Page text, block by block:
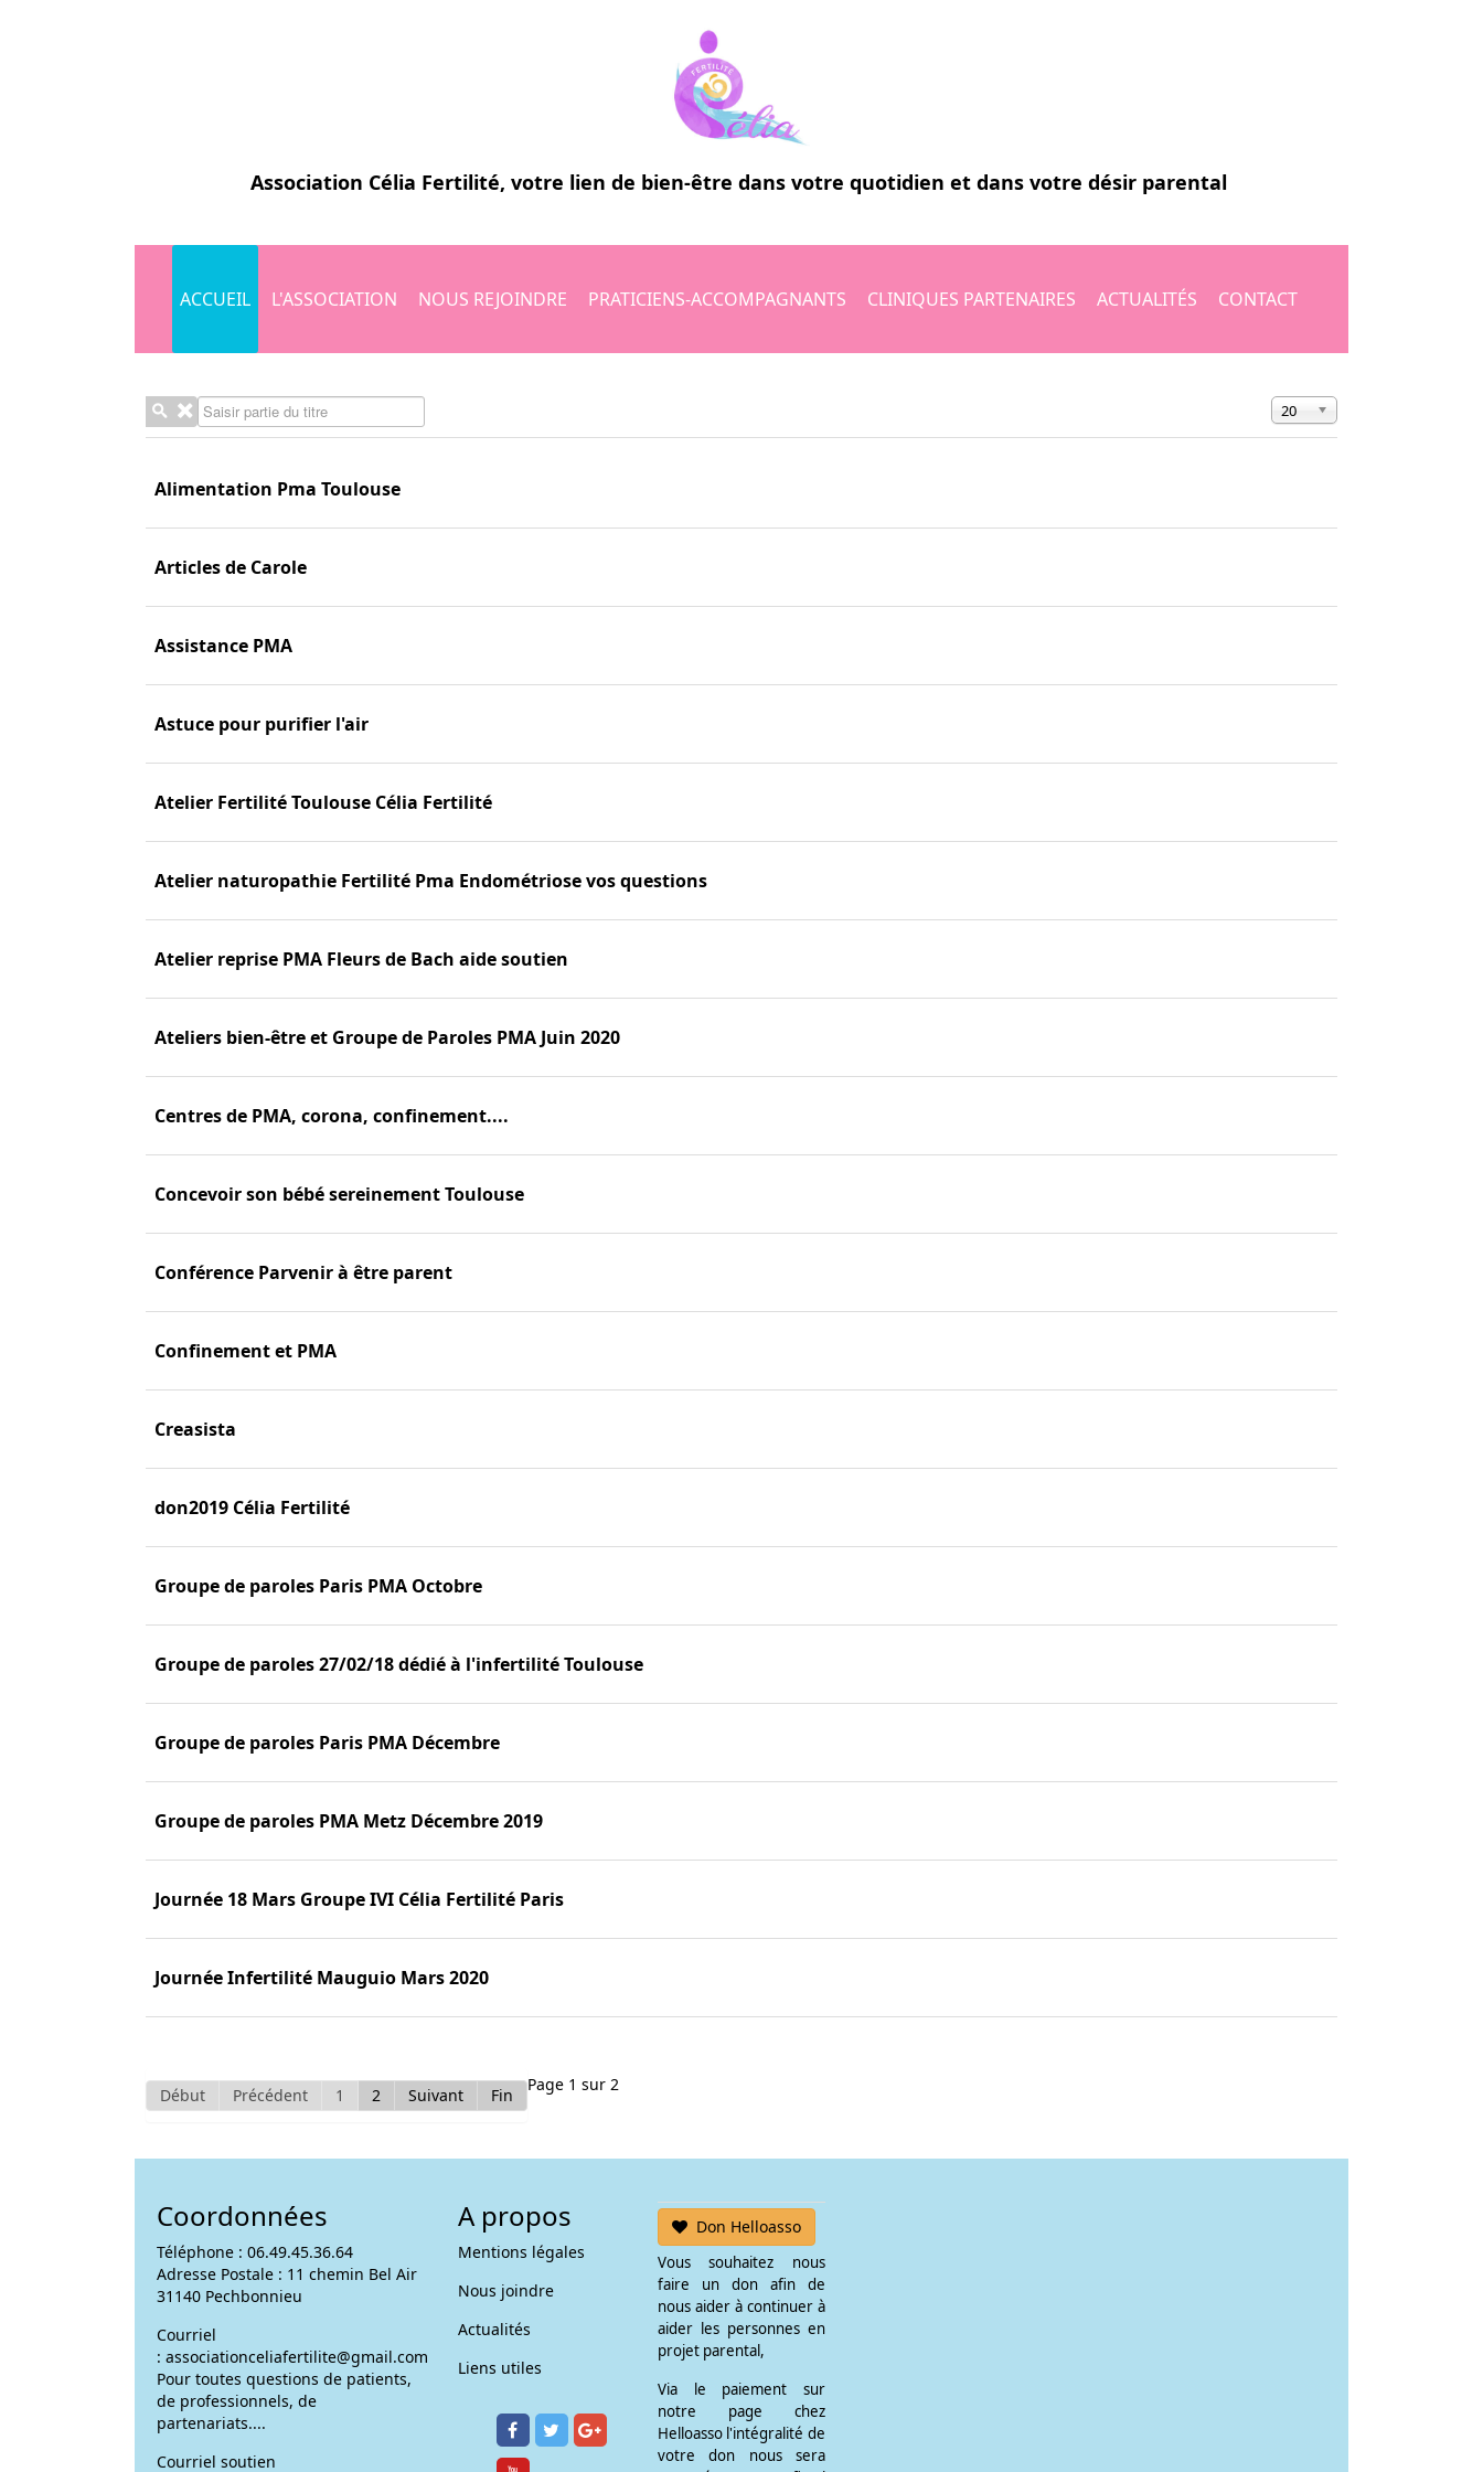
Association Célia Fertilité, votre lien de bien-être dans votre quotidien et dans votre désir parental
ACCUEIL L'ASSOCIATION NOUS REJOINDRE PRATICIENS-ACCOMPAGNANTS CLINIQUES PARTENAIRES ACTUALITÉS CONTACT
Saisir partie du titre Affichage #
20
Alimentation Pma Toulouse
Articles de Carole
Assistance PMA
Astuce pour purifier l'air
Atelier Fertilité Toulouse Célia Fertilité
Atelier naturopathie Fertilité Pma Endométriose vos questions
Atelier reprise PMA Fleurs de Bach aide soutien
Ateliers bien-être et Groupe de Paroles PMA Juin 2020
Centres de PMA, corona, confinement....
Concevoir son bébé sereinement Toulouse
Conférence Parvenir à être parent
Confinement et PMA
Creasista
don2019 Célia Fertilité
Groupe de paroles Paris PMA Octobre
Groupe de paroles 27/02/18 dédié à l'infertilité Toulouse
Groupe de paroles Paris PMA Décembre
Groupe de paroles PMA Metz Décembre 2019
Journée 18 Mars Groupe IVI Célia Fertilité Paris
Journée Infertilité Mauguio Mars 2020
Page 1 sur 2
Début Précédent 1 2 Suivant Fin
Coordonnées
Téléphone : 06.49.45.36.64
Adresse Postale : 11 chemin Bel Air
31140 Pechbonnieu
Courriel
: associationceliafertilite@gmail.com
Pour toutes questions de patients,
de professionnels, de
partenariats....
Courriel soutien
A propos
Mentions légales
Nous joindre
Actualités
Liens utiles
Don Helloasso
Vous souhaitez nous
faire un don afin de
nous aider à continuer à
aider les personnes en
projet parental,
Via le paiement sur
notre page chez
Helloasso l'intégralité de
votre don nous sera